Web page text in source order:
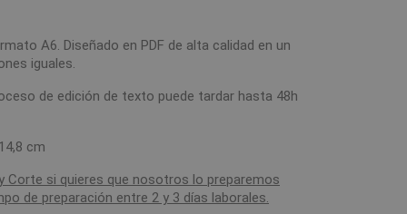
A6. Diseñado en PDF de alta calidad en un
iguales.
de edición de texto puede tardar hasta 48h
cm
Corte si quieres que nosotros lo preparemos
de preparación entre 2 y 3 días laborales.